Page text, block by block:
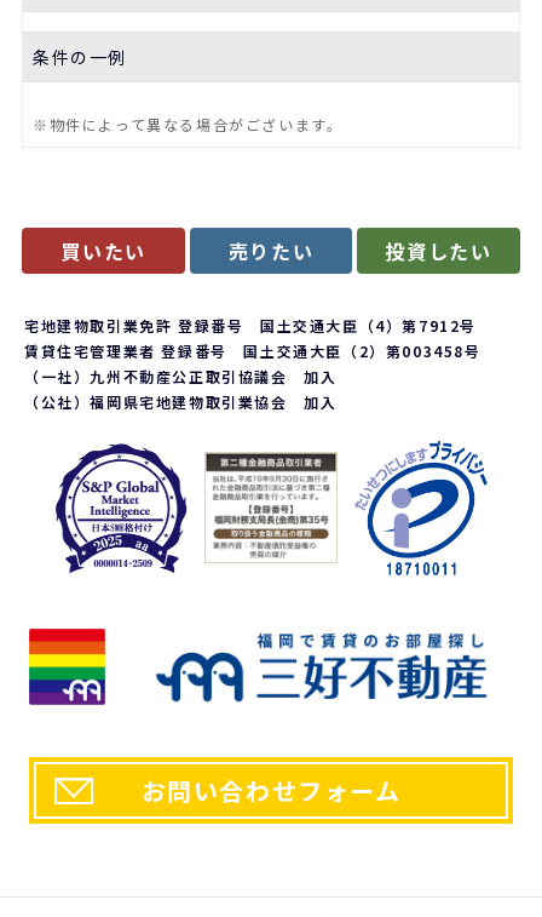
条件の一例
※物件によって異なる場合がございます。
買いたい 売りたい 投資したい
宅地建物取引業免許 登録番号 国土交通大臣（4）第7912号
賃貸住宅管理業者 登録番号 国土交通大臣（2）第003458号
（一社）九州不動産公正取引協議会 加入
（公社）福岡県宅地建物取引業協会 加入
お問い合わせフォーム